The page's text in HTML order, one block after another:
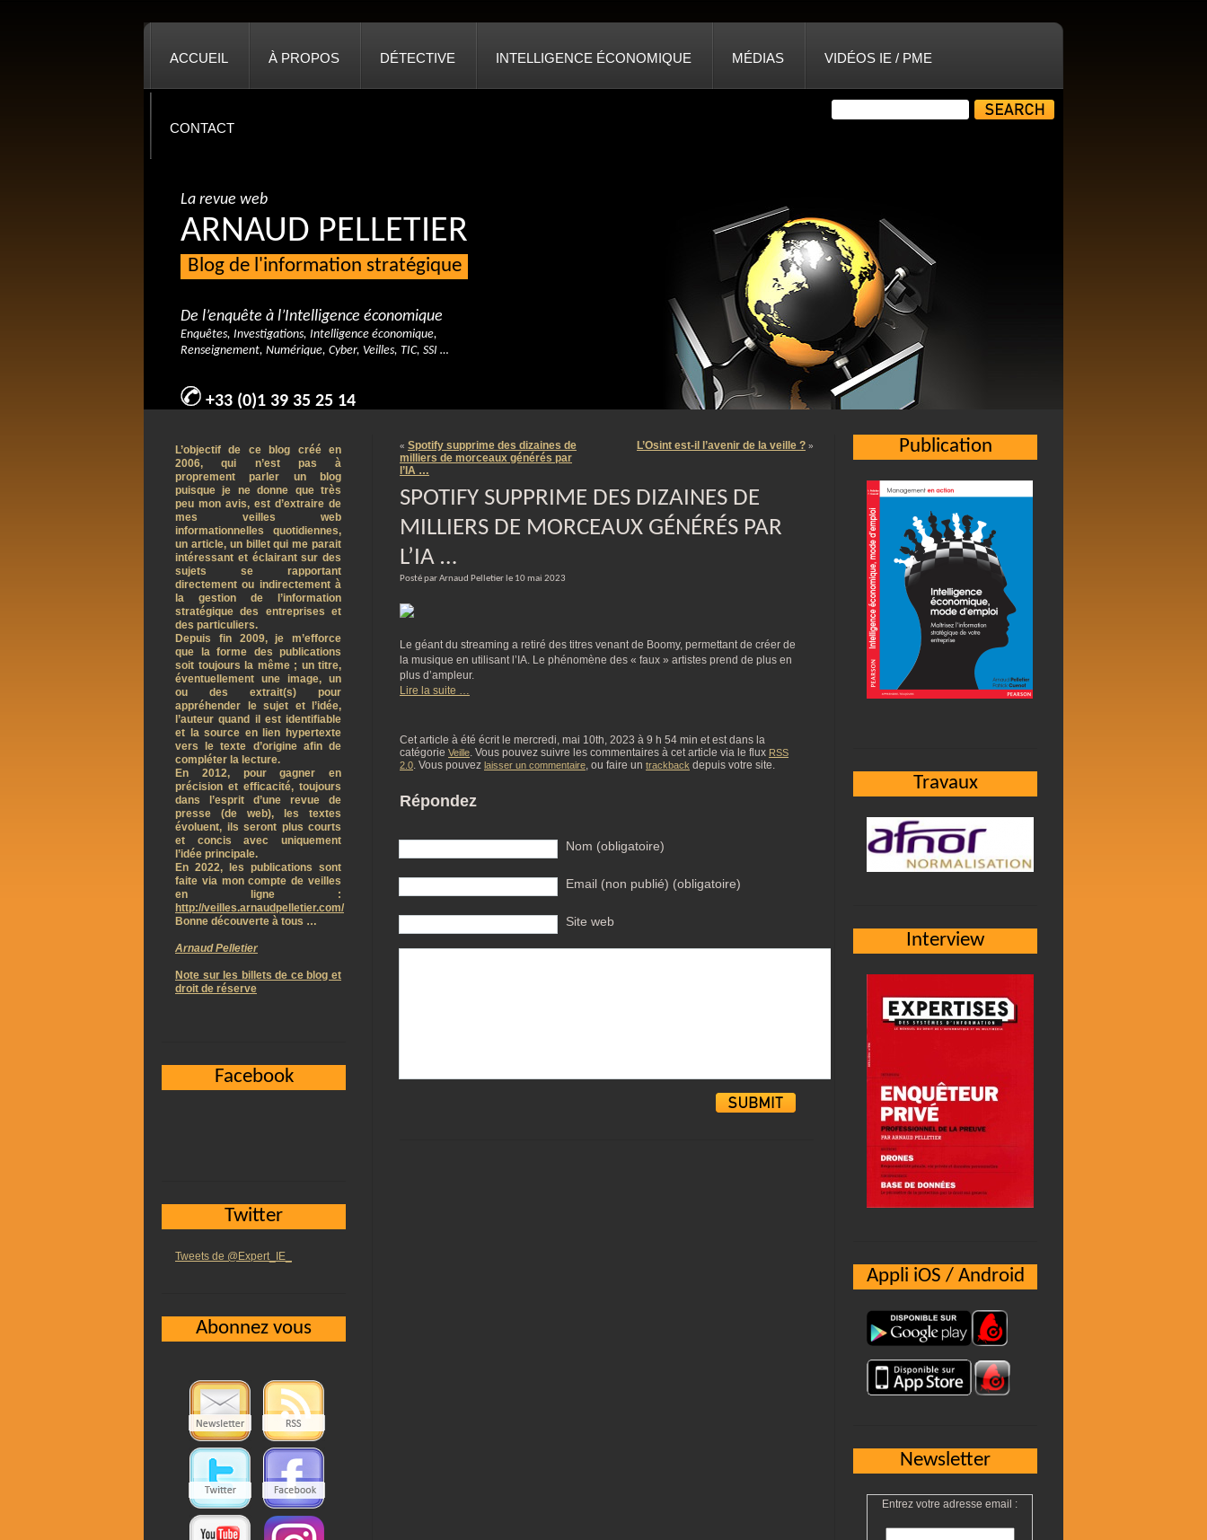
ACCUEIL À PROPOS DÉTECTIVE INTELLIGENCE ÉCONOMIQUE MÉDIAS VIDÉOS IE / PME
CONTACT
La revue web
ARNAUD PELLETIER
Blog de l'information stratégique
De l’enquête à l’Intelligence économique
Enquêtes, Investigations, Intelligence économique,
Renseignement, Numérique, Cyber, Veilles, TIC, SSI …
+33 (0)1 39 35 25 14
« Spotify supprime des dizaines de
milliers de morceaux générés par
l’IA …
L’Osint est-il l’avenir de la veille ? »
SPOTIFY SUPPRIME DES DIZAINES DE
MILLIERS DE MORCEAUX GÉNÉRÉS PAR
L’IA …
Posté par Arnaud Pelletier le 10 mai 2023
Le géant du streaming a retiré des titres venant de Boomy, permettant de créer de
la musique en utilisant l’IA. Le phénomène des « faux » artistes prend de plus en
plus d’ampleur.
Lire la suite …
Cet article à été écrit le mercredi, mai 10th, 2023 à 9 h 54 min et est dans la
catégorie Veille. Vous pouvez suivre les commentaires à cet article via le flux RSS
2.0. Vous pouvez laisser un commentaire, ou faire un trackback depuis votre site.
Répondez
Nom (obligatoire)
Email (non publié) (obligatoire)
Site web
Publication
Travaux
Interview
Appli iOS / Android
Newsletter
Entrez votre adresse email :
L’objectif de ce blog créé en
2006, qui n’est pas à
proprement parler un blog
puisque je ne donne que très
peu mon avis, est d’extraire de
mes veilles web
informationnelles quotidiennes,
un article, un billet qui me parait
intéressant et éclairant sur des
sujets se rapportant
directement ou indirectement à
la gestion de l’information
stratégique des entreprises et
des particuliers.
Depuis fin 2009, je m’efforce
que la forme des publications
soit toujours la même ; un titre,
éventuellement une image, un
ou des extrait(s) pour
appréhender le sujet et l’idée,
l’auteur quand il est identifiable
et la source en lien hypertexte
vers le texte d’origine afin de
compléter la lecture.
En 2012, pour gagner en
précision et efficacité, toujours
dans l’esprit d’une revue de
presse (de web), les textes
évoluent, ils seront plus courts
et concis avec uniquement
l’idée principale.
En 2022, les publications sont
faite via mon compte de veilles
en ligne :
http://veilles.arnaudpelletier.com/
Bonne découverte à tous …
Arnaud Pelletier
Note sur les billets de ce blog et
droit de réserve
Facebook
Twitter
Tweets de @Expert_IE_
Abonnez vous